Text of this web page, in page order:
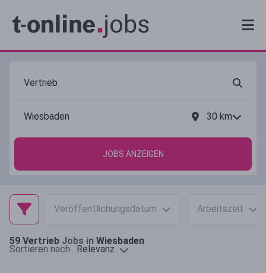
30 km
JOBS ANZEIGEN
Veröffentlichungsdatum Arbeitszeit
59 Vertrieb Jobs in Wiesbaden
Sortieren nach: Relevanz